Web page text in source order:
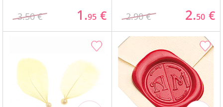
3.50 € 1.95 € 2.90 € 2.50 €